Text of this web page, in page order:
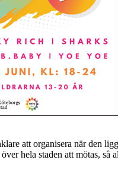
att organisera när den
hela staden att mötas,